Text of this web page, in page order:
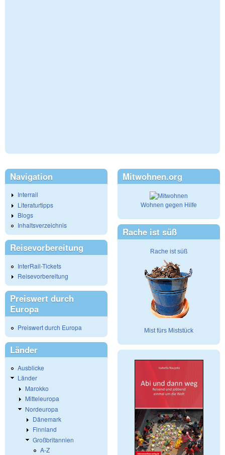
Navigation
Interrail
Literaturtipps
Blogs
Inhaltsverzeichnis
Reisevorbereitung
InterRail-Tickets
Reisevorbereitung
Preiswert durch
Europa
Preiswert durch Europa
Länder
Ausblicke
Länder
Marokko
Mitteleuropa
Nordeuropa
Dänemark
Finnland
Großbritannien
A-Z
Mitwohnen.org
Wohnen gegen Hilfe
Rache ist süß
Rache ist süß
Mist fürs Miststück